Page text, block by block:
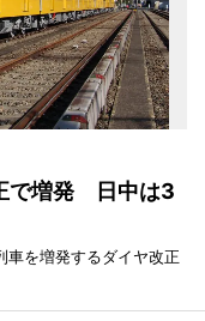
で増発 日中は3
車を増発するダイヤ改正